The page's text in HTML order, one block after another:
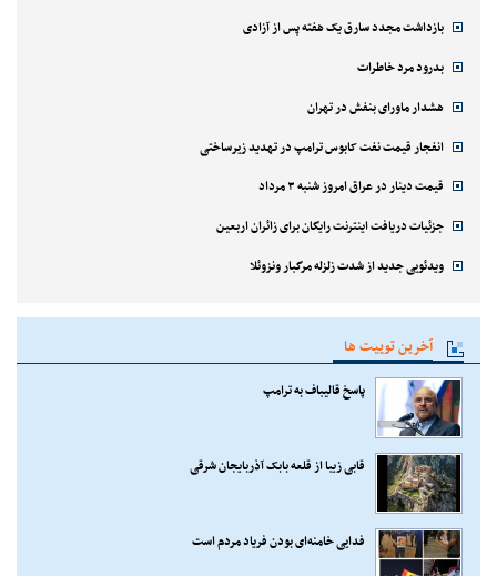
بازداشت مجدد سارق یک هفته پس از آزادی
بدرود مرد خاطرات
هشدار ماورای بنفش در تهران
انفجار قیمت نفت کابوس ترامپ در تهدید زیرساختی
قیمت دینار در عراق امروز شنبه ۳ مرداد
جزئیات دریافت اینترنت رایگان برای زائران اربعین
ویدئویی جدید از شدت زلزله مرگبار ونزوئلا
آخرین توییت ها
پاسخ قالیباف به ترامپ
قابی زیبا از قلعه بابک آذربایجان شرقی
فدایی خامنه‌ای بودن فریاد مردم است